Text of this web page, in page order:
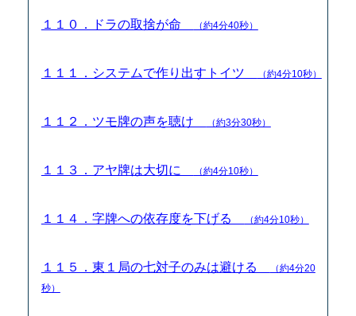
１１０．ドラの取捨が命 （約4分40秒）
１１１．システムで作り出すトイツ （約4分10秒）
１１２．ツモ牌の声を聴け （約3分30秒）
１１３．アヤ牌は大切に （約4分10秒）
１１４．字牌への依存度を下げる （約4分10秒）
１１５．東１局の七対子のみは避ける
（約4分20
秒）